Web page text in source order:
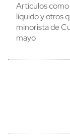
Artículos
líquido y otros
minorista de
mayo